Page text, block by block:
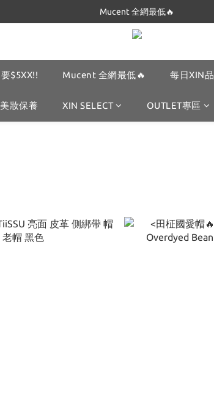
Dickies 最低只要$5XX!!
$5XX!! Mucent 全網最低🔥 每日XIN品
美妝保養 XIN SELECT OUTLET專區